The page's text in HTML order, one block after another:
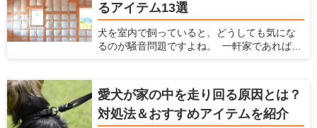
にはこういった悩みを解決してくれる壁材を
選ぶ必要があります。 この記事では、ペット
を飼う家におすすめの壁材を紹介するととも
に、愛犬家住宅だからこそ知っている壁材の
るアイテム13選
犬を室内で飼っていると、どうしても気にな
るのが騒音問題ですよね。 一軒家であれば周
す。 犬を飼っている時の騒音問題に対策する
ための方法、商品をここでは紹介します。
愛犬が家の中を走り回る原因とは？
対処法＆おすすめアイテムを紹介